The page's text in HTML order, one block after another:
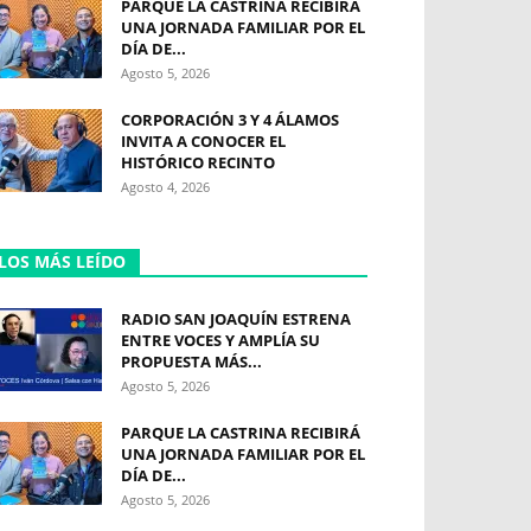
PARQUE LA CASTRINA RECIBIRÁ
UNA JORNADA FAMILIAR POR EL
DÍA DE...
Agosto 5, 2026
CORPORACIÓN 3 Y 4 ÁLAMOS
INVITA A CONOCER EL
HISTÓRICO RECINTO
Agosto 4, 2026
MÁS LEÍDO
RADIO SAN JOAQUÍN ESTRENA
ENTRE VOCES Y AMPLÍA SU
PROPUESTA MÁS...
Agosto 5, 2026
PARQUE LA CASTRINA RECIBIRÁ
UNA JORNADA FAMILIAR POR EL
DÍA DE...
Agosto 5, 2026